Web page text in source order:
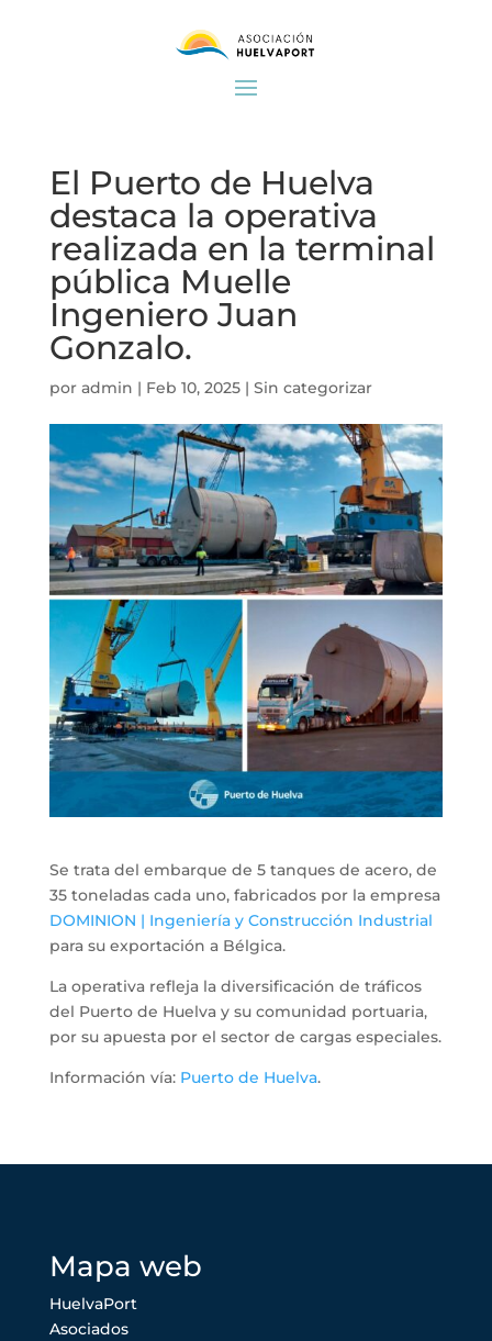
El Puerto de Huelva
destaca la operativa
realizada en la terminal
pública Muelle
Ingeniero Juan
Gonzalo.
por admin | Feb 10, 2025| Sin categorizar
Se trata del embarque de 5 tanques de acero, de
35 toneladas cada uno, fabricados por la empresa
DOMINION | Ingeniería y Construcción Industrial
para su exportación a Bélgica.
La operativa refleja la diversificación de tráficos
del Puerto de Huelva y su comunidad portuaria,
por su apuesta por el sector de cargas especiales.
Información vía: Puerto de Huelva.
Mapa web
HuelvaPort
Asociados